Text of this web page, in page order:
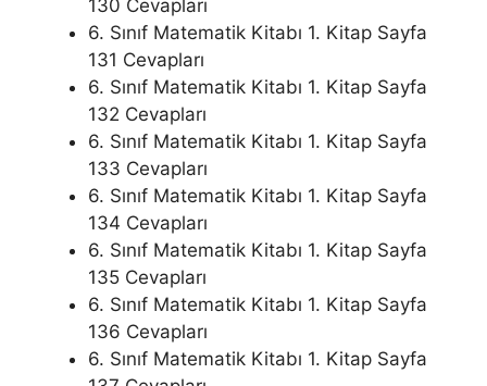
130 Cevapları
6. Sınıf Matematik Kitabı 1. Kitap Sayfa
131 Cevapları
6. Sınıf Matematik Kitabı 1. Kitap Sayfa
132 Cevapları
6. Sınıf Matematik Kitabı 1. Kitap Sayfa
133 Cevapları
6. Sınıf Matematik Kitabı 1. Kitap Sayfa
134 Cevapları
6. Sınıf Matematik Kitabı 1. Kitap Sayfa
135 Cevapları
6. Sınıf Matematik Kitabı 1. Kitap Sayfa
136 Cevapları
6. Sınıf Matematik Kitabı 1. Kitap Sayfa